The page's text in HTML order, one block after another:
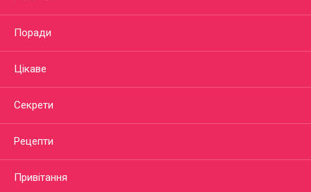
Поради
Цікаве
Секрети
Рецепти
Привітання